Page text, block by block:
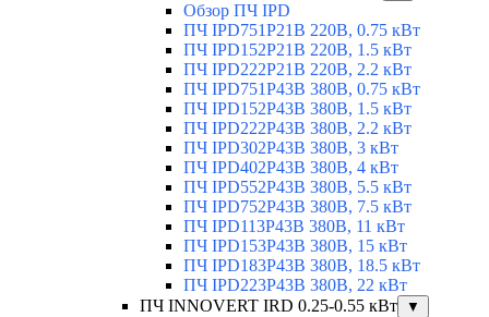
Обзор ПЧ IPD
ПЧ IPD751P21B 220В, 0.75 кВт
ПЧ IPD152P21B 220В, 1.5 кВт
ПЧ IPD222P21B 220В, 2.2 кВт
ПЧ IPD751P43B 380В, 0.75 кВт
ПЧ IPD152P43B 380В, 1.5 кВт
ПЧ IPD222P43B 380В, 2.2 кВт
ПЧ IPD302P43B 380В, 3 кВт
ПЧ IPD402P43B 380В, 4 кВт
ПЧ IPD552P43B 380В, 5.5 кВт
ПЧ IPD752P43B 380В, 7.5 кВт
ПЧ IPD113P43B 380В, 11 кВт
ПЧ IPD153P43B 380В, 15 кВт
ПЧ IPD183P43B 380В, 18.5 кВт
ПЧ IPD223P43B 380В, 22 кВт
ПЧ INNOVERT IRD 0.25-0.55 кВт
▼